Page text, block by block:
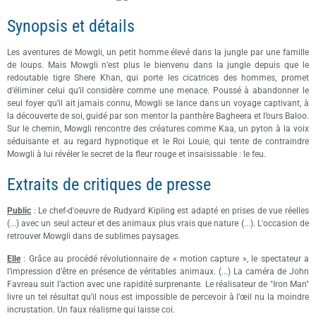
Synopsis et détails
Les aventures de Mowgli, un petit homme élevé dans la jungle par une famille
de loups. Mais Mowgli n’est plus le bienvenu dans la jungle depuis que le
redoutable tigre Shere Khan, qui porte les cicatrices des hommes, promet
d’éliminer celui qu’il considère comme une menace. Poussé à abandonner le
seul foyer qu’il ait jamais connu, Mowgli se lance dans un voyage captivant, à
la découverte de soi, guidé par son mentor la panthère Bagheera et l’ours Baloo.
Sur le chemin, Mowgli rencontre des créatures comme Kaa, un pyton à la voix
séduisante et au regard hypnotique et le Roi Louie, qui tente de contraindre
Mowgli à lui révéler le secret de la fleur rouge et insaisissable : le feu.
Extraits de critiques de presse
Public : Le chef-d'oeuvre de Rudyard Kipling est adapté en prises de vue réelles
(...) avec un seul acteur et des animaux plus vrais que nature (...). L'occasion de
retrouver Mowgli dans de sublimes paysages.
Elle: Grâce au procédé révolutionnaire de « motion capture », le spectateur a
l’impression d’être en présence de véritables animaux. (...) La caméra de John
Favreau suit l’action avec une rapidité surprenante. Le réalisateur de "Iron Man"
livre un tel résultat qu’il nous est impossible de percevoir à l’œil nu la moindre
incrustation. Un faux réalisme qui laisse coi.